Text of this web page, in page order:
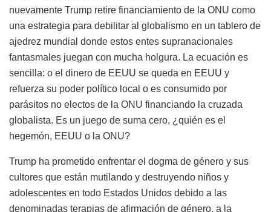
nuevamente Trump retire financiamiento de la ONU como
una estrategia para debilitar al globalismo en un tablero de
ajedrez mundial donde estos entes supranacionales
fantasmales juegan con mucha holgura. La ecuación es
sencilla: o el dinero de EEUU se queda en EEUU y
refuerza su poder político local o es consumido por
parásitos no electos de la ONU financiando la cruzada
globalista. Es un juego de suma cero, ¿quién es el
hegemón, EEUU o la ONU?
Trump ha prometido enfrentar el dogma de género y sus
cultores que están mutilando y destruyendo niños y
adolescentes en todo Estados Unidos debido a las
denominadas terapias de afirmación de género, a la